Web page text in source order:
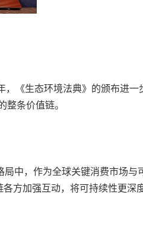
《生态环境法典》的颁布进一
条价值链。
中，作为全球关键消费市场与
方加强互动，将可持续性更深